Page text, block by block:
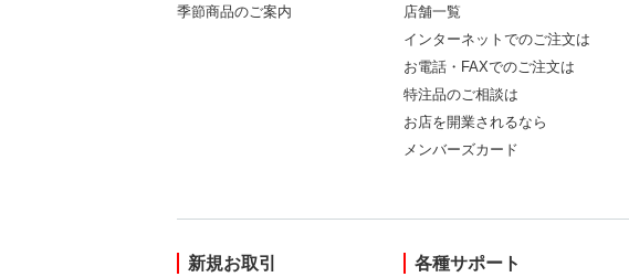
季節商品のご案内
店舗一覧
インターネットでのご注文は
お電話・FAXでのご注文は
特注品のご相談は
お店を開業されるなら
メンバーズカード
新規お取引 各種サポート